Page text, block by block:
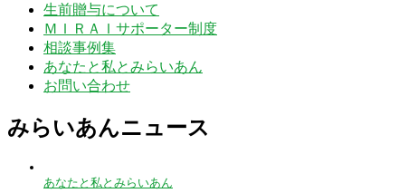
生前贈与について
ＭＩＲＡＩサポーター制度
相談事例集
あなたと私とみらいあん
お問い合わせ
みらいあんニュース
あなたと私とみらいあん